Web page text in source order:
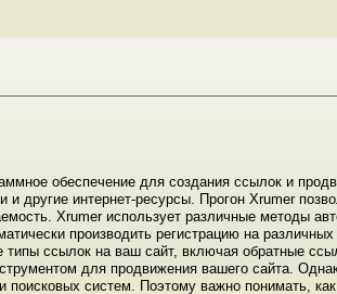
обеспечение для создания ссылок и
другие интернет-ресурсы. Прогон Xrumer
Xrumer использует различные методы
производить регистрацию на
ссылок на ваш сайт, включая обратные
для продвижения вашего сайта.
систем. Поэтому важно понимать,